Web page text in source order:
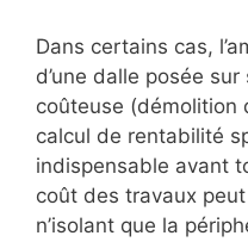
Dans certains cas,
d’une dalle posée
coûteuse (démolition
calcul de rentabilité
indispensable avant
coût des travaux
n’isolant que la